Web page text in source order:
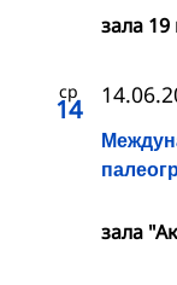
зала
ср
14
зала